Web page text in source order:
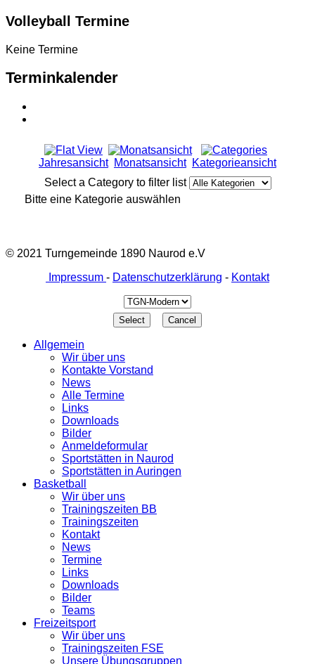
Volleyball Termine
Keine Termine
Terminkalender
Jahresansicht Monatsansicht Kategorieansicht
Select a Category to filter list
Bitte eine Kategorie auswählen
© 2021 Turngemeinde 1890 Naurod e.V
Impressum - Datenschutzerklärung - Kontakt
Allgemein
Wir über uns
Kontakte Vorstand
News
Alle Termine
Links
Downloads
Bilder
Anmeldeformular
Sportstätten in Naurod
Sportstätten in Auringen
Basketball
Wir über uns
Trainingszeiten BB
Trainingszeiten
Kontakt
News
Termine
Links
Downloads
Bilder
Teams
Freizeitsport
Wir über uns
Trainingszeiten FSE
Unsere Übungsgruppen